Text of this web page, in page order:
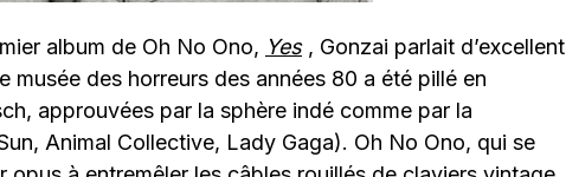
album de Oh No Ono, Yes, Gonzai parlait d’excellent
musée des horreurs des années 80 a été pillé en
approuvées par la sphère indé comme par la
Animal Collective, Lady Gaga). Oh No Ono, qui se